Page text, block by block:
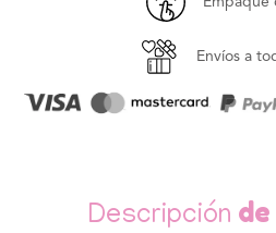
Envíos a
Descripción